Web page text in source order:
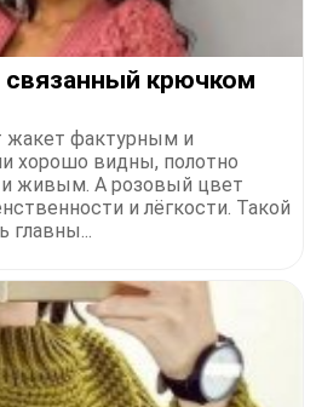
крючком
жакет фактурным и
хорошо видны, полотно
живым. А розовый цвет
и лёгкости. Такой
главны...